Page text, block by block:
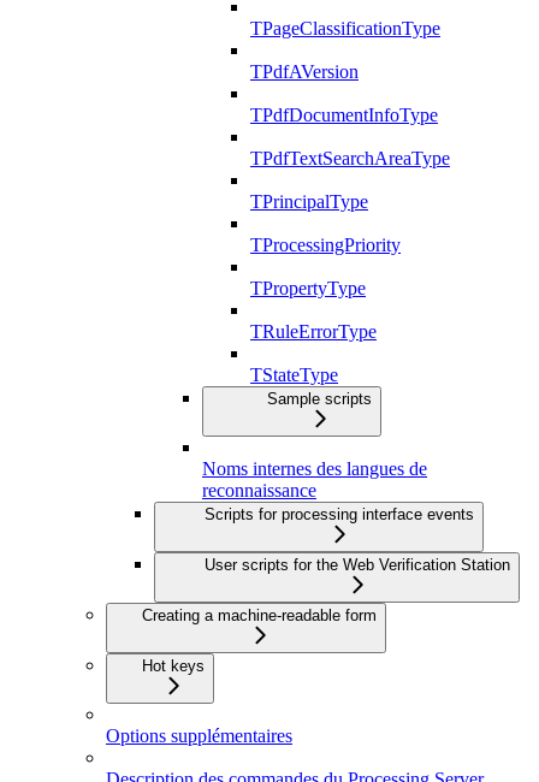
TPageClassificationType
TPdfAVersion
TPdfDocumentInfoType
TPdfTextSearchAreaType
TPrincipalType
TProcessingPriority
TPropertyType
TRuleErrorType
TStateType
Sample scripts
Noms internes des langues de
reconnaissance
Scripts for processing interface events
User scripts for the Web Verification Station
Creating a machine-readable form
Hot keys
Options supplémentaires